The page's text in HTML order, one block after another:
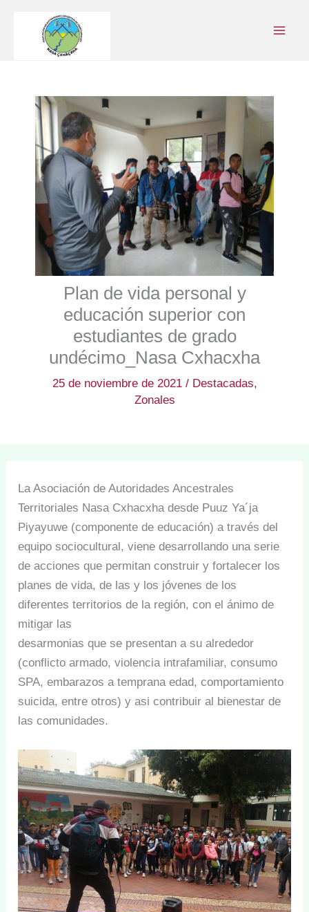
contenido
Plan de vida personal y
educación superior con
estudiantes de grado
undécimo_Nasa Cxhacxha
25 de noviembre de 2021 / Destacadas,
Zonales
La Asociación de Autoridades Ancestrales
Territoriales Nasa Cxhacxha desde Puuz Ya´ja
Piyayuwe (componente de educación) a través del
equipo sociocultural, viene desarrollando una serie
de acciones que permitan construir y fortalecer los
planes de vida, de las y los jóvenes de los
diferentes territorios de la región, con el ánimo de
mitigar las
desarmonias que se presentan a su alrededor
(conflicto armado, violencia intrafamiliar, consumo
SPA, embarazos a temprana edad, comportamiento
suicida, entre otros) y asi contribuir al bienestar de
las comunidades.